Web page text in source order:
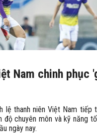
Nam chinh phục
lệ thanh niên Việt Nam tiếp
chuyên môn và kỹ năng
ngày nay.